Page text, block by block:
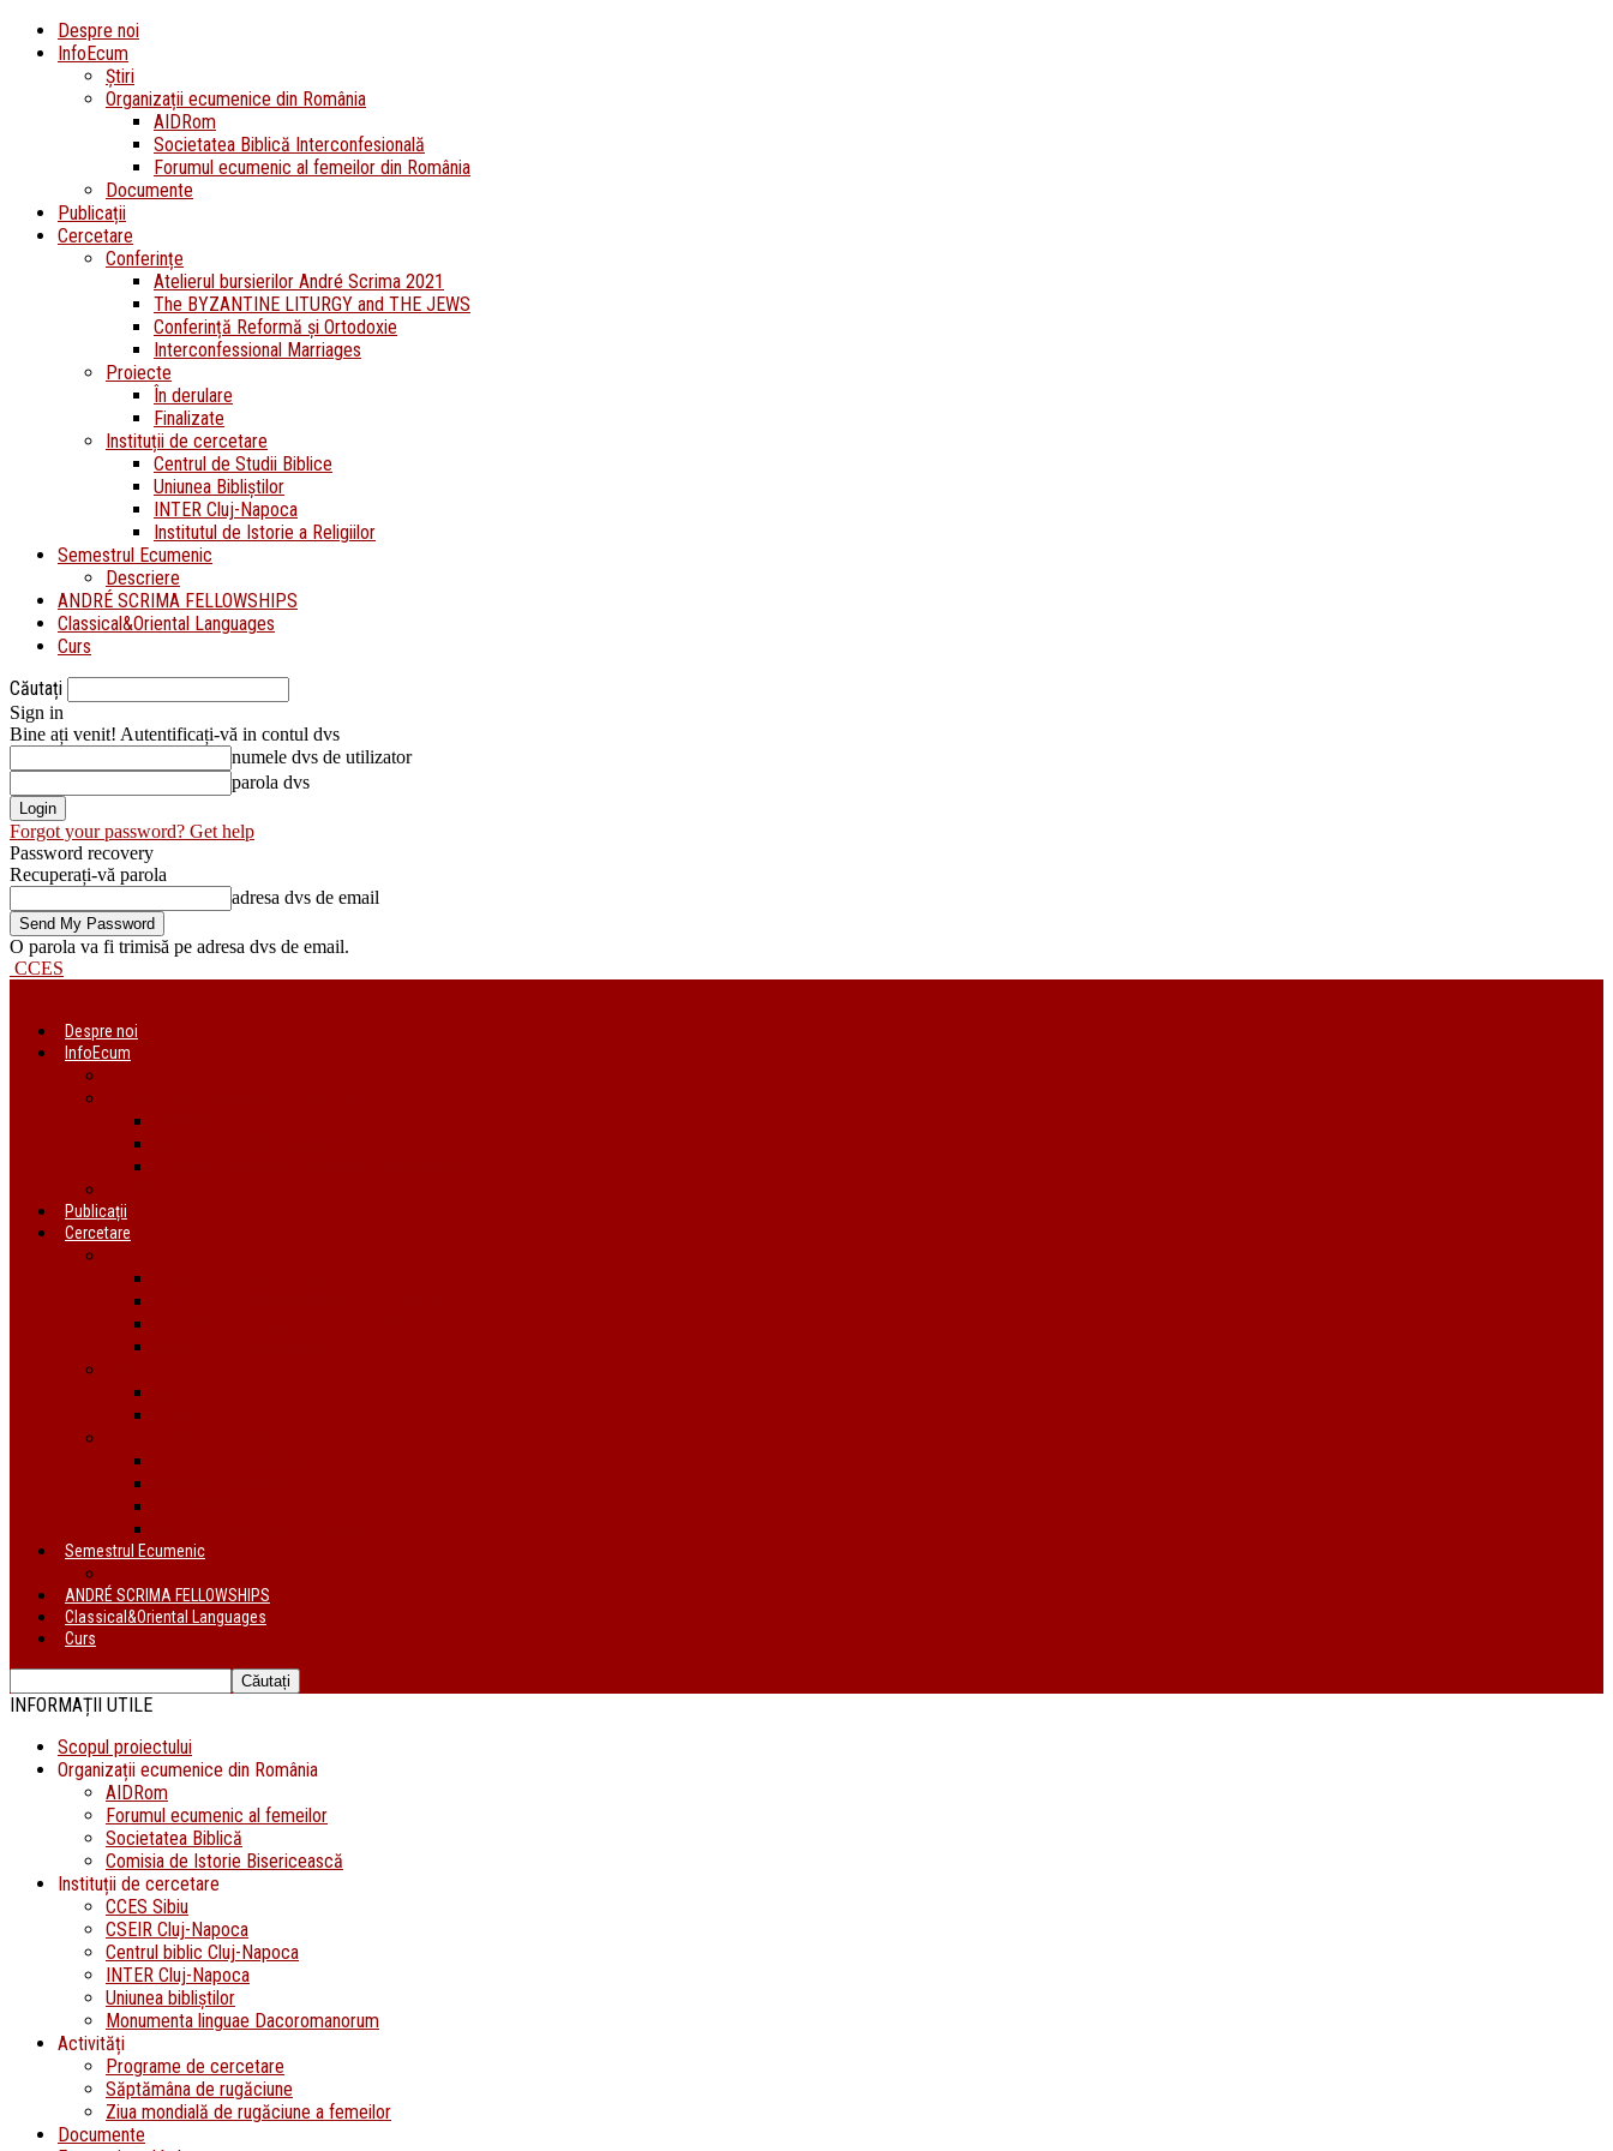
Despre noi
InfoEcum
Știri
Organizații ecumenice din România
AIDRom
Societatea Biblică Interconfesională
Forumul ecumenic al femeilor din România
Documente
Publicații
Cercetare
Conferințe
Atelierul bursierilor André Scrima 2021
The BYZANTINE LITURGY and THE JEWS
Conferință Reformă și Ortodoxie
Interconfessional Marriages
Proiecte
În derulare
Finalizate
Instituții de cercetare
Centrul de Studii Biblice
Uniunea Bibliștilor
INTER Cluj-Napoca
Institutul de Istorie a Religiilor
Semestrul Ecumenic
Descriere
ANDRÉ SCRIMA FELLOWSHIPS
Classical&Oriental Languages
Curs
Căutați
Sign in
Bine ați venit! Autentificați-vă in contul dvs
numele dvs de utilizator
parola dvs
Forgot your password? Get help
Password recovery
Recuperați-vă parola
adresa dvs de email
O parola va fi trimisă pe adresa dvs de email.
CCES
Despre noi
InfoEcum
Publicații
Cercetare
Semestrul Ecumenic
ANDRÉ SCRIMA FELLOWSHIPS
Classical&Oriental Languages
Curs
INFORMAȚII UTILE
Scopul proiectului
Organizații ecumenice din România
AIDRom
Forumul ecumenic al femeilor
Societatea Biblică
Comisia de Istorie Bisericească
Instituții de cercetare
CCES Sibiu
CSEIR Cluj-Napoca
Centrul biblic Cluj-Napoca
INTER Cluj-Napoca
Uniunea bibliştilor
Monumenta linguae Dacoromanorum
Activități
Programe de cercetare
Săptămâna de rugăciune
Ziua mondială de rugăciune a femeilor
Documente